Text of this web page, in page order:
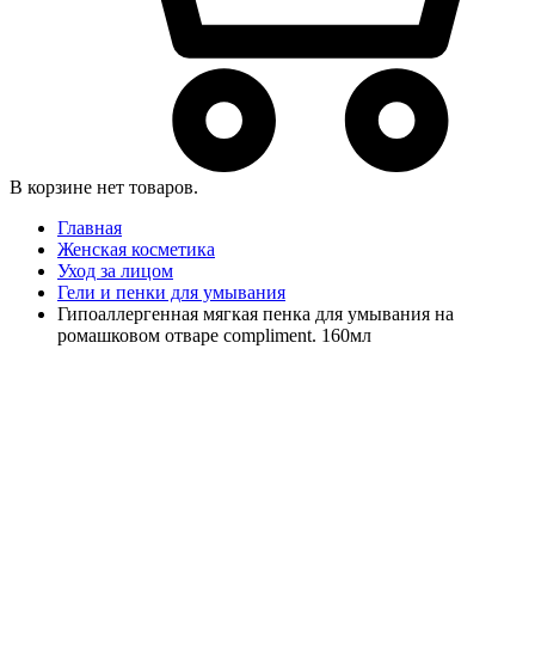
В корзине нет товаров.
Главная
Женская косметика
Уход за лицом
Гели и пенки для умывания
Гипоаллергенная мягкая пенка для умывания на
ромашковом отваре compliment. 160мл